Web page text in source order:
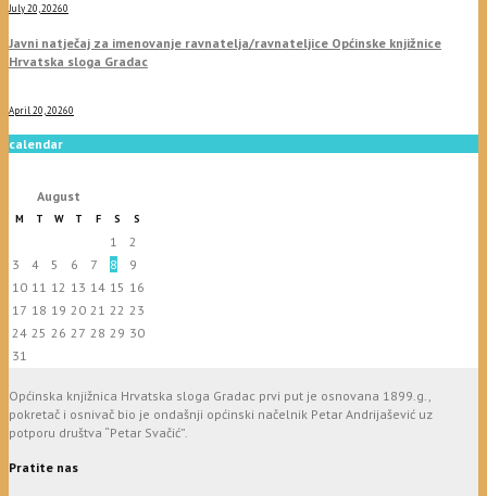
July 20, 20260
Javni natječaj za imenovanje ravnatelja/ravnateljice Općinske knjižnice
Hrvatska sloga Gradac
April 20, 20260
calendar
August
M T W T F S S
1
2
3
4 5 6 7 8
9
10 11 12 13 14 15 16
17 18 19 20 21 22 23
24 25 26 27 28 29 30
31
Općinska knjižnica Hrvatska sloga Gradac prvi put je osnovana 1899.g.,
pokretač i osnivač bio je ondašnji općinski načelnik Petar Andrijašević uz
potporu društva “Petar Svačić”.
Pratite nas